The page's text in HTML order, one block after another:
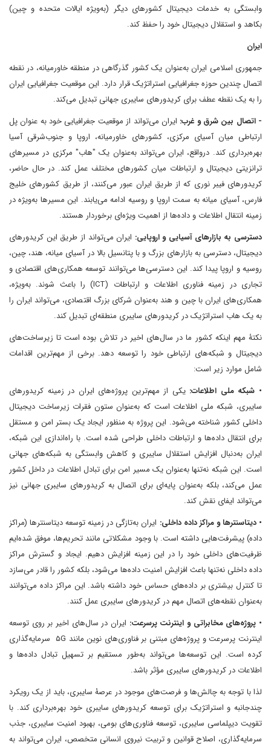
وابستگی به خدمات دیجیتال کشورهای دیگر (به‌ویژه ایالات متحده و چین)
بکاهد و استقلال دیجیتال خود را حفظ کند.
ایران
جمهوری اسلامی ایران به‌عنوان یک کشور گذرگاهی در منطقه خاورمیانه، در نقطه
اتصال چندین حوزه جغرافیایی استراتژیک قرار دارد. این موقعیت جغرافیایی ایران
را به یک نقطه عطف برای کریدورهای سایبری جهانی تبدیل می‌کند.
- اتصال بین شرق و غرب: ایران می‌تواند از موقعیت جغرافیایی خود به ‌عنوان پل
ارتباطی میان آسیای مرکزی، کشورهای خاورمیانه، اروپا و جنوب‌شرقی آسیا
بهره‌برداری کند. درواقع، ایران می‌تواند به‌عنوان یک "هاب" مرکزی در مسیرهای
ترانزیتی دیجیتال و ارتباطات میان کشورهای مختلف عمل کند. در حال حاضر،
کریدورهای فیبر نوری که از طریق ایران عبور می‌کنند، از طریق کشورهای خلیج
فارس، آسیای میانه به سمت اروپا و روسیه ادامه می‌یابند. این مسیرها به‌ویژه در
زمینه انتقال اطلاعات و داده‌ها از اهمیت ویژه‌ای برخوردار هستند.
دسترسی به بازارهای آسیایی و اروپایی: ایران می‌تواند از طریق این کریدورهای
دیجیتال، دسترسی به بازارهای بزرگ و با پتانسیل بالا در آسیای میانه، هند، چین،
روسیه و اروپا پیدا کند. این دسترسی‌ها می‌توانند توسعه همکاری‌های اقتصادی و
تجاری در زمینه فناوری اطلاعات و ارتباطات (ICT) را باعث شوند. به‌ویژه،
همکاری‌های ایران با چین و هند به‌عنوان شرکای بزرگ اقتصادی، می‌تواند ایران را
به یک هاب استراتژیک در کریدورهای سایبری منطقه‌ای تبدیل کند.
نکتۀ مهم اینکه کشور ما در سال‌های اخیر در تلاش بوده است تا زیرساخت‌های
دیجیتال و شبکه‌های ارتباطی خود را توسعه دهد. برخی از مهم‌ترین اقدامات
شامل موارد زیر است:
• شبکه ملی اطلاعات: یکی از مهم‌ترین پروژه‌های ایران در زمینه کریدورهای
سایبری، شبکه ملی اطلاعات است که به‌عنوان ستون فقرات زیرساخت دیجیتال
داخلی کشور شناخته می‌شود. این پروژه به ‌منظور ایجاد یک بستر امن و مستقل
برای انتقال داده‌ها و ارتباطات داخلی طراحی شده است. با راه‌اندازی این شبکه،
ایران به‌دنبال افزایش استقلال سایبری و کاهش وابستگی به شبکه‌های جهانی
است. این شبکه نه‌تنها به‌عنوان یک مسیر امن برای تبادل اطلاعات در داخل کشور
عمل می‌کند، بلکه به‌عنوان پایه‌ای برای اتصال به کریدورهای سایبری جهانی نیز
می‌تواند ایفای نقش کند.
• دیتاسنترها و مراکز داده داخلی: ایران به‌تازگی در زمینه توسعه دیتاسنترها (مراکز
داده) پیشرفت‌هایی داشته است. با وجود مشکلاتی مانند تحریم‌ها، موفق شده‌ایم
ظرفیت‌های داخلی خود را در این زمینه افزایش دهیم. ایجاد و گسترش مراکز
داده داخلی نه‌تنها باعث افزایش امنیت داده‌ها می‌شود، بلکه کشور را قادر می‌سازد
تا کنترل بیشتری بر داده‌های حساس خود داشته باشد. این مراکز داده می‌توانند
به‌عنوان نقطه‌های اتصال مهم در کریدورهای سایبری عمل کنند.
• پروژه‌های مخابراتی و اینترنت پرسرعت: ایران در سال‌های اخیر بر روی توسعه
اینترنت پرسرعت و پروژه‌های مبتنی بر فناوری‌های نوین مانند ۵G سرمایه‌گذاری
کرده است. این توسعه‌ها می‌تواند به‌طور مستقیم بر تسهیل تبادل داده‌ها و
اطلاعات در کریدورهای سایبری مؤثر باشد.
لذا با توجه به چالش‌ها و فرصت‌های موجود در عرصۀ سایبری، باید از یک رویکرد
چندجانبه و استراتژیک برای توسعه کریدورهای سایبری خود بهره‌برداری کند. با
تقویت دیپلماسی سایبری، توسعه فناوری‌های بومی، بهبود امنیت سایبری، جذب
سرمایه‌گذاری، اصلاح قوانین و تربیت نیروی انسانی متخصص، ایران می‌تواند به